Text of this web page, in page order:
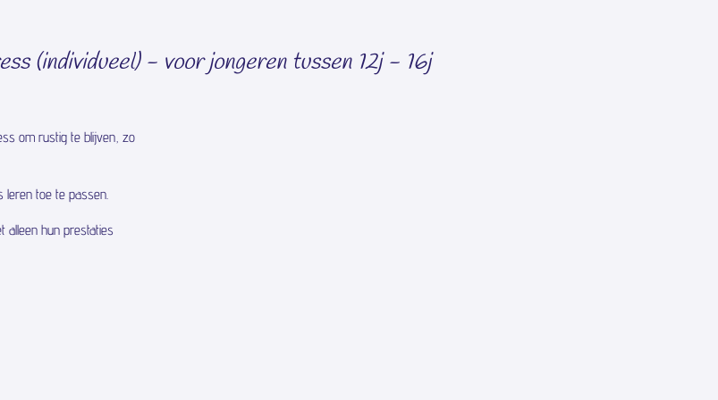
(individueel) - voor jongeren tussen 12j - 16j
om rustig te blijven, zo
leren toe te passen.
alleen hun prestaties